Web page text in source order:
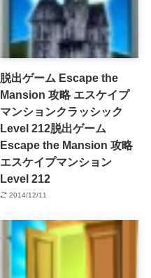
脱出ゲーム Escape the
Mansion 攻略 エスケイプ
マンションクラッシック
Level 212脱出ゲーム
Escape the Mansion 攻略
エスケイプマンション
Level 212
2014/12/11